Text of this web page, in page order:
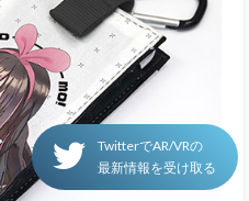
TwitterでAR/VRの
最新情報を受け取る